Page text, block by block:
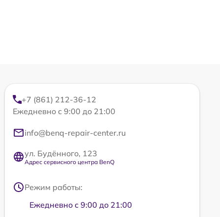
+7 (861) 212-36-12
Ежедневно с 9:00 до 21:00
info@benq-repair-center.ru
ул. Будённого, 123
Адрес сервисного центра BenQ
Режим работы:
Ежедневно с 9:00 до 21:00